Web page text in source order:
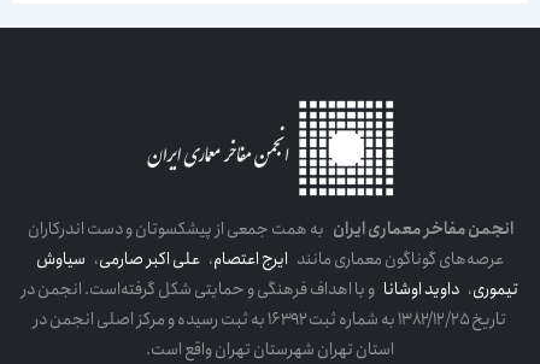
انجمن مفاخر معماری ایرانبه همت جمعی از پیشکسوتان و دست اندرکاران
عرصه‌های گوناگون معماری مانندایرج اعتصام،علی اکبر صارمی،سیاوش
تیموری،داوید اوشاناو با اهداف فرهنگی و حمایتی شکل گرفته‌است. انجمن در
تاریخ ۱۳۸۲/۱۲/۲۵ به شماره ثبت ۱۶۳۹۲ به ثبت رسیده و مرکز اصلی انجمن در
استان تهران شهرستان تهران واقع است.